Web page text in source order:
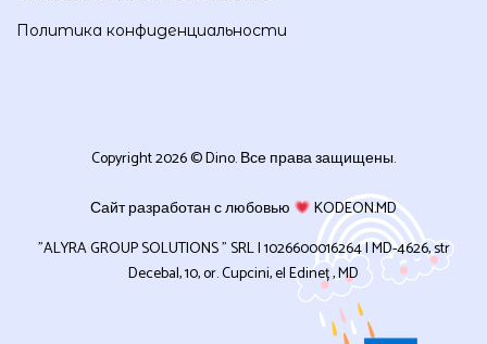
Политика конфиденциальности
Copyright 2026 © Dino. Все права защищены.
Сайт разработан с любовью
KODEON.MD
”ALYRA GROUP SOLUTIONS ” SRL | 1026600016264 | MD-4626, str
Decebal, 10, or. Cupcini, el Edineț , MD